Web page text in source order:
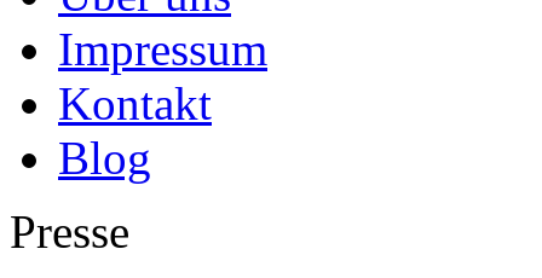
Impressum
Kontakt
Blog
Presse